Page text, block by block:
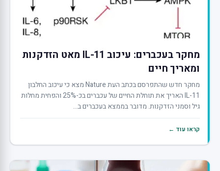
מחקר בעכברים: עיכוב IL-11 מאט הזדקנות
ומאריך חיים
מחקר חדש שהתפרסם בכתב העת Nature מצא כי עיכוב החלבון
IL-11 האריך את תוחלת החיים של עכברים בכ-25% והפחית מחלות
גיל וסמני הזדקנות. מדובר בממצא בעכברים ב...
קראו עוד ←